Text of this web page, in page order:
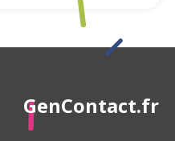
GenContact.fr